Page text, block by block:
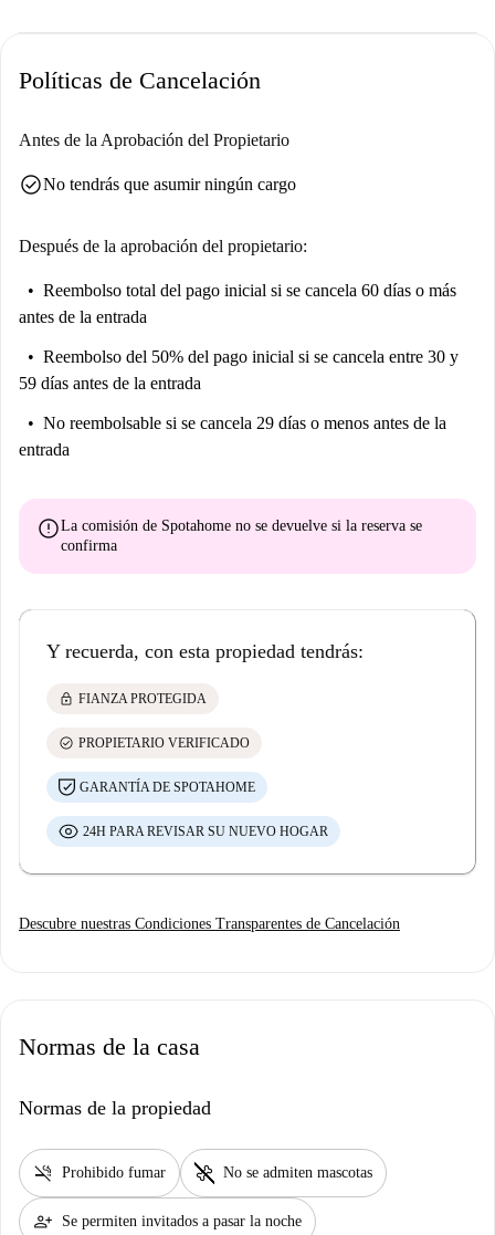
Políticas de Cancelación
Antes de la Aprobación del Propietario
check_circleNo tendrás que asumir ningún cargo
Después de la aprobación del propietario:
Reembolso total del pago inicial si se cancela 60 días o más
antes de la entrada
Reembolso del 50% del pago inicial si se cancela entre 30 y
59 días antes de la entrada
No reembolsable si se cancela 29 días o menos antes de la
entrada
errorLa comisión de Spotahome no se devuelve si la reserva se
confirma
Y recuerda, con esta propiedad tendrás:
lock FIANZA PROTEGIDA
check_circle PROPIETARIO VERIFICADO
GARANTÍA DE SPOTAHOME
24H PARA REVISAR SU NUEVO HOGAR
Descubre nuestras Condiciones Transparentes de Cancelación
Normas de la casa
Normas de la propiedad
smoke_free Prohibido fumar pet_supplies No se admiten mascotas
person_add Se permiten invitados a pasar la noche